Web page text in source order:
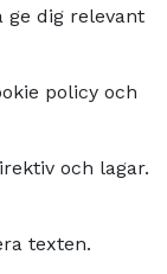
ge dig relevant
policy och
och lagar.
texten.